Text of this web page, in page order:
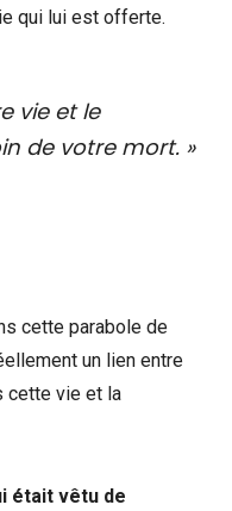
qui lui est offerte.
vie et le
de votre mort. »
cette parabole de
un lien entre
cette vie et la
était vêtu de